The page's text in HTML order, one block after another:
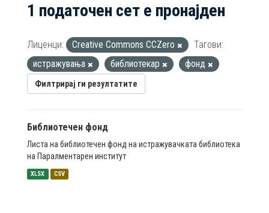
1 податочен сет е пронајден
Лиценци: Creative Commons CCZero
Тагови:
истражувања
библиотекар фонд
Филтрирај ги резултатите
Библиотечен фонд
Листа на библиотечен фонд на истражувачката библиотека
на Паралментарен институт
XLSX CSV